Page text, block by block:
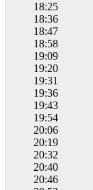
18:25
18:36
18:47
18:58
19:09
19:20
19:31
19:36
19:43
19:54
20:06
20:19
20:32
20:40
20:46